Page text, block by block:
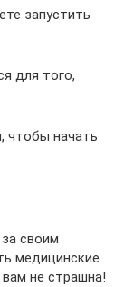
запустить
для того,
чтобы начать
своим
медицинские
не страшна!